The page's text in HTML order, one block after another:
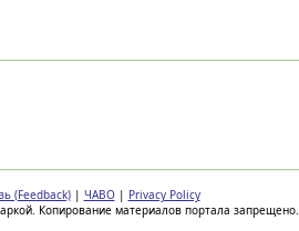
(Feedback) | ЧАВО | Privacy Policy
Копирование материалов портала запрещено.